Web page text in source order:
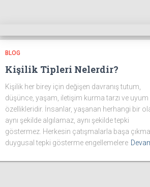
BLOG
Kişilik Tipleri Nelerdir?
Kişilik her birey için değişen davranış tutum,
düşünce, yaşam, iletişim kurma tarzı ve uyum
özellikleridir. İnsanlar, yaşanan herhangi bir
aynı şekilde algılamaz, aynı şekilde tepki
göstermez. Herkesin çatışmalarla başa çıkma,
duygusal tepki gösterme engellemelere